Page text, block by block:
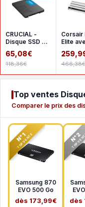
CRUCIAL -
Disque SSD -
BX500 -
500go - 25
pouces
65,08€
118,36€
Corsair
Elite
To pour
466,38€
Top ventes
Comparer le prix des
N°1
TOP VENTE
Samsung 870
EVO 500 Go
dès 173,99€
N°2
TOP
dès